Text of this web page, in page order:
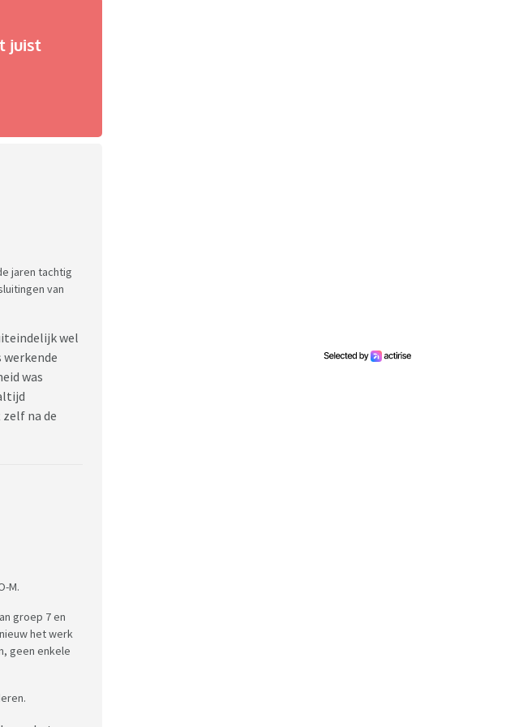
juist
jaren tachtig
van
wel
werkende
was
na de
M.
groep 7 en
het werk
geen enkele